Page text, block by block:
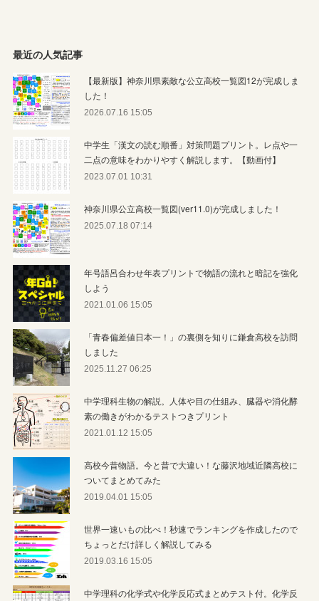
最近の人気記事
【最新版】神奈川県素敵な公立高校一覧図12が完成しま
した！
2026.07.16 15:05
中学生「漢文の読む順番」対策問題プリント。レ点や一
二点の意味をわかりやすく解説します。【動画付】
2023.07.01 10:31
神奈川県公立高校一覧図(ver11.0)が完成しました！
2025.07.18 07:14
年号語呂合わせ年表プリントで物語の流れと暗記を強化
しよう
2021.01.06 15:05
「青春偏差値日本一！」の裏側を知りに鎌倉高校を訪問
しました
2025.11.27 06:25
中学理科生物の解説。人体や目の仕組み、臓器や消化酵
素の働きがわかるテストつきプリント
2021.01.12 15:05
高校今昔物語。今と昔で大違い！な藤沢地域近隣高校に
ついてまとめてみた
2019.04.01 15:05
世界一速いもの比べ！秒速でランキングを作成したので
ちょっとだけ詳しく解説してみる
2019.03.16 15:05
中学理科の化学式や化学反応式まとめテスト付。化学反